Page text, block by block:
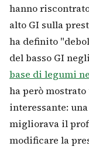
hanno
alto GI sulla
ha definito
del basso GI
base di legumi
ha però
interessante:
migliorava il
modificare la